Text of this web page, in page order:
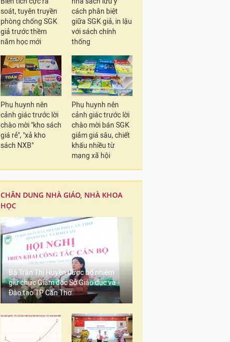
soát, tuyên truyền
phòng chống SGK
giả trước thềm
năm học mới
cách phân biệt
giữa SGK giả, in lậu
với sách chính
thống
Phụ huynh nên
cảnh giác trước lời
chào mời "kho sách
giá rẻ", "xả kho
sách NXB"
Phụ huynh nên
cảnh giác trước lời
chào mời bán SGK
giảm giá sâu, chiết
khấu nhiều từ
mạng xã hội
CHÂN DUNG NHÀ GIÁO, NHÀ KHOA
HỌC
Bà Trần Thị Huyền được bổ nhiệm
giữ chức Giám đốc Sở Giáo dục và
Đào tạo TP Cần Thơ